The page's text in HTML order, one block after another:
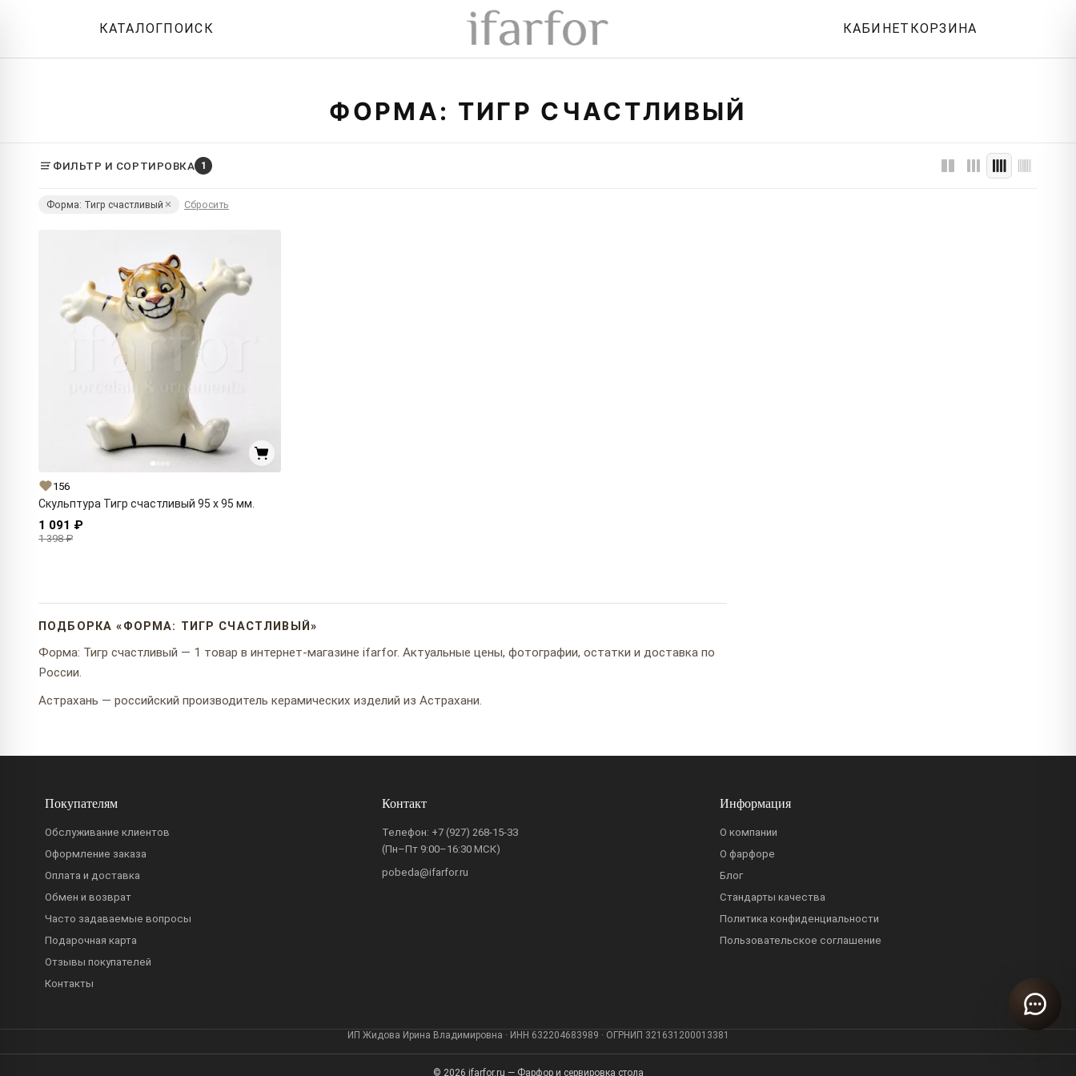
КАТАЛОГПОИСК КАБИНЕТ КОРЗИНА
ФОРМА: ТИГР СЧАСТЛИВЫЙ
ФИЛЬТР И СОРТИРОВКА 1
Форма: Тигр счастливый Сбросить
156
Скульптура Тигр счастливый 95 x 95 мм.
1 091 ₽
1 398 ₽
ПОДБОРКА «ФОРМА: ТИГР СЧАСТЛИВЫЙ»
Форма: Тигр счастливый — 1 товар в интернет-магазине ifarfor. Актуальные цены, фотографии, остатки и доставка по
России.
Астрахань — российский производитель керамических изделий из Астрахани.
Покупателям
Обслуживание клиентов
Оформление заказа
Оплата и доставка
Обмен и возврат
Часто задаваемые вопросы
Подарочная карта
Отзывы покупателей
Контакты
Контакт
Телефон: +7 (927) 268-15-33
(Пн–Пт 9:00–16:30 МСК)
pobeda@ifarfor.ru
Информация
О компании
О фарфоре
Блог
Стандарты качества
Политика конфиденциальности
Пользовательское соглашение
ИП Жидова Ирина Владимировна · ИНН 632204683989 · ОГРНИП 321631200013381
© 2026 ifarfor.ru — Фарфор и сервировка стола